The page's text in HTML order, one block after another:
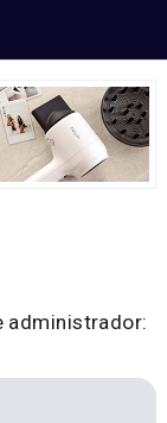
administrador: